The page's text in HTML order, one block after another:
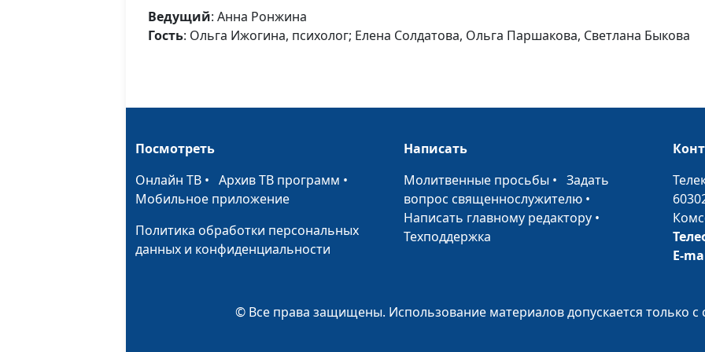
Мои личные
Ведущий: Анна Ронжина
Гость: Ольга Ижогина, психолог; Елена Солдатова, Ольга Паршакова, Светлана Быкова
Посмотреть
Онлайн ТВ • Архив ТВ программ •
Мобильное приложение
Политика обработки персональных
данных и конфиденциальности
Написать
Молитвенные просьбы •Задать
вопрос священнослужителю •
Написать главному редактору •
Техподдержка
E-
© Все права защищены. Использование материалов допускается только с